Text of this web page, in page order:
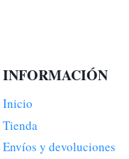
INFORMACIÓN
Inicio
Tienda
Envíos y devoluciones